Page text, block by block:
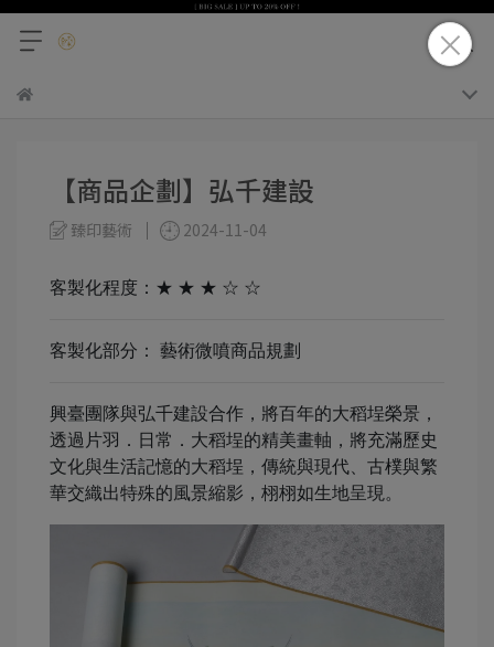
【商品企劃】弘千建設
臻印藝術 2024-11-04
客製化程度：★ ★ ★ ☆ ☆
客製化部分： 藝術微噴商品規劃
興臺團隊與弘千建設合作，將百年的大稻埕榮景，
透過片羽．日常．大稻埕的精美畫軸，將充滿歷史
文化與生活記憶的大稻埕，傳統與現代、古樸與繁
華交織出特殊的風景縮影，栩栩如生地呈現。